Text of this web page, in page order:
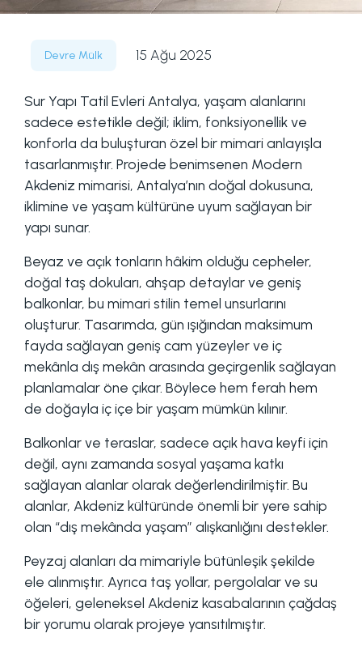
Devre Mülk 15 Ağu 2025
Sur Yapı Tatil Evleri Antalya, yaşam alanlarını
sadece estetikle değil; iklim, fonksiyonellik ve
konforla da buluşturan özel bir mimari anlayışla
tasarlanmıştır. Projede benimsenen Modern
Akdeniz mimarisi, Antalya’nın doğal dokusuna,
iklimine ve yaşam kültürüne uyum sağlayan bir
yapı sunar.
Beyaz ve açık tonların hâkim olduğu cepheler,
doğal taş dokuları, ahşap detaylar ve geniş
balkonlar, bu mimari stilin temel unsurlarını
oluşturur. Tasarımda, gün ışığından maksimum
fayda sağlayan geniş cam yüzeyler ve iç
mekânla dış mekân arasında geçirgenlik sağlayan
planlamalar öne çıkar. Böylece hem ferah hem
de doğayla iç içe bir yaşam mümkün kılınır.
Balkonlar ve teraslar, sadece açık hava keyfi için
değil, aynı zamanda sosyal yaşama katkı
sağlayan alanlar olarak değerlendirilmiştir. Bu
alanlar, Akdeniz kültüründe önemli bir yere sahip
olan “dış mekânda yaşam” alışkanlığını destekler.
Peyzaj alanları da mimariyle bütünleşik şekilde
ele alınmıştır. Ayrıca taş yollar, pergolalar ve su
öğeleri, geleneksel Akdeniz kasabalarının çağdaş
bir yorumu olarak projeye yansıtılmıştır.